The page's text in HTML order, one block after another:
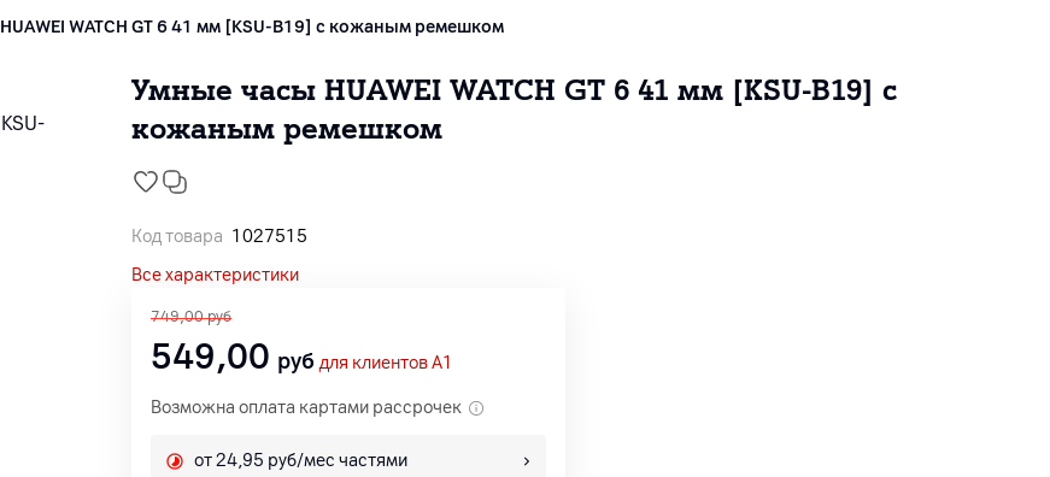
HUAWEI WATCH GT 6 41 мм [KSU-B19] с кожаным ремешком
Умные часы HUAWEI WATCH GT 6 41 мм [KSU-B19] с
кожаным ремешком
Код товара 1027515
Все характеристики
749,00 руб
549,00 руб для клиентов A1
Возможна оплата картами рассрочек
от 24,95 руб/мес частями